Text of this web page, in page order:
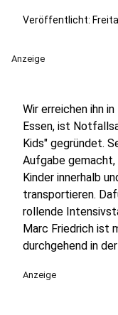
Veröffentlicht:
Anzeige
Wir erreichen ihn
Essen, ist
Kids" gegründet.
Aufgabe
Kinder innerhalb
transportieren.
rollende
Marc Friedrich ist
durchgehend in
Anzeige